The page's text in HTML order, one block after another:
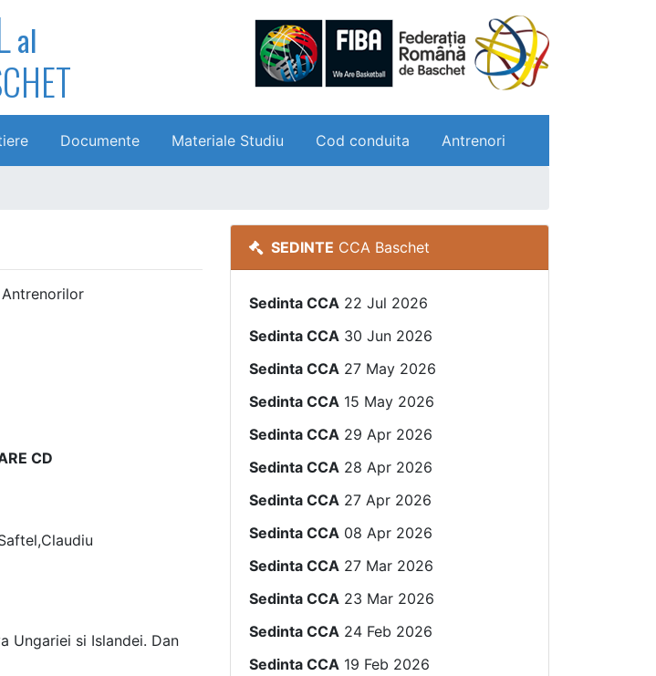
al
Documente Materiale Studiu Cod conduita Antrenori
CD
Ungariei si Islandei. Dan
SEDINTE CCA Baschet
Sedinta CCA 22 Jul 2026
Sedinta CCA 30 Jun 2026
Sedinta CCA 27 May 2026
Sedinta CCA 15 May 2026
Sedinta CCA 29 Apr 2026
Sedinta CCA 28 Apr 2026
Sedinta CCA 27 Apr 2026
Sedinta CCA 08 Apr 2026
Sedinta CCA 27 Mar 2026
Sedinta CCA 23 Mar 2026
Sedinta CCA 24 Feb 2026
Sedinta CCA 19 Feb 2026